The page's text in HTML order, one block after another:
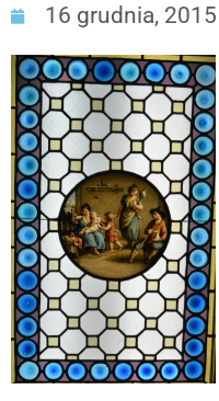
16 grudnia, 2015